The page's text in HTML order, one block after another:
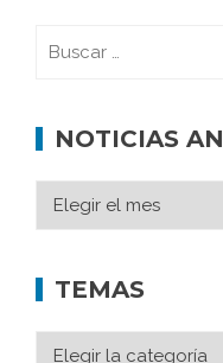
NOTICIAS
TEMAS